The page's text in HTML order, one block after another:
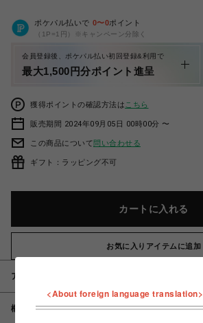
ポケパル払いで 0〜0ポイント
（1P=1円）※キャンペーン分除く
会員登録後、ポケパル払い初回登録&利用で
最大1,500円分ポイント進呈
獲得ポイントの確認方法は こちら
販売期間 2024年09月05日 00時00分 〜
この商品について問い合わせる
ギフト：ラッピング不可
カートに入れる
お気に入りアイテムに追加
アイテム説明 / 素材
概要
<About foreign language translation>